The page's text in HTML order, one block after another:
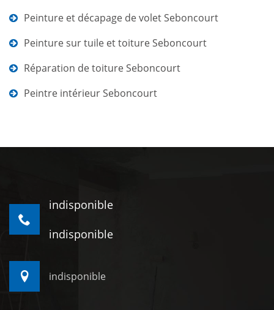
Peinture et décapage de volet Seboncourt
Peinture sur tuile et toiture Seboncourt
Réparation de toiture Seboncourt
Peintre intérieur Seboncourt
indisponible
indisponible
indisponible